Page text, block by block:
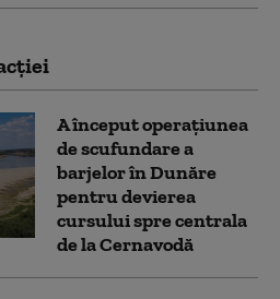
A început operațiunea
de scufundare a
barjelor în Dunăre
pentru devierea
cursului spre centrala
de la Cernavodă